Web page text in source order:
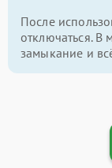
После
отключаться. В
замыкание и